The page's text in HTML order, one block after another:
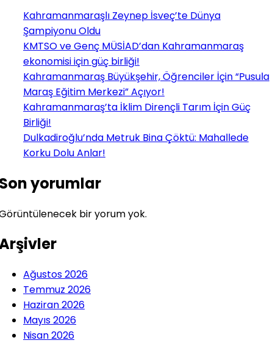
Kahramanmaraşlı Zeynep İsveç’te Dünya
Şampiyonu Oldu
KMTSO ve Genç MÜSİAD’dan Kahramanmaraş
ekonomisi için güç birliği!
Kahramanmaraş Büyükşehir, Öğrenciler İçin “Pusula
Maraş Eğitim Merkezi” Açıyor!
Kahramanmaraş’ta İklim Dirençli Tarım İçin Güç
Birliği!
Dulkadiroğlu’nda Metruk Bina Çöktü: Mahallede
Korku Dolu Anlar!
yorumlar
bir yorum yok.
Ağustos 2026
Temmuz 2026
Haziran 2026
Mayıs 2026
Nisan 2026